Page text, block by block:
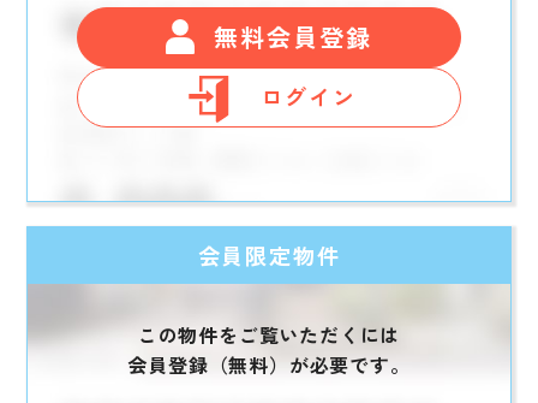
無料会員登録
ログイン
会員限定物件
この物件をご覧いただくには
会員登録（無料）が必要です。